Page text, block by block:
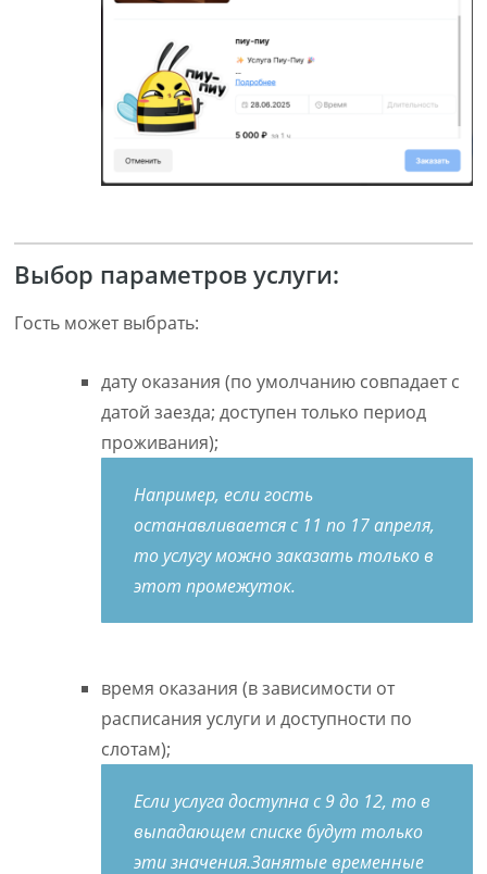
Выбор параметров услуги:
Гость может выбрать:
дату оказания (по умолчанию совпадает с
датой заезда; доступен только период
проживания);
Например, если гость
останавливается с 11 по 17 апреля,
то услугу можно заказать только в
этот промежуток.
время оказания (в зависимости от
расписания услуги и доступности по
слотам);
Если услуга доступна с 9 до 12, то в
выпадающем списке будут только
эти значения.Занятые временные